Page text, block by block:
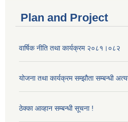
Plan and Project
वार्षिक नीति तथा कार्यक्रम २०८१।०८२
योजना तथा कार्यक्रम सम्झौता सम्बन्धी
ठेक्का आव्हान सम्बन्धी सूचना !